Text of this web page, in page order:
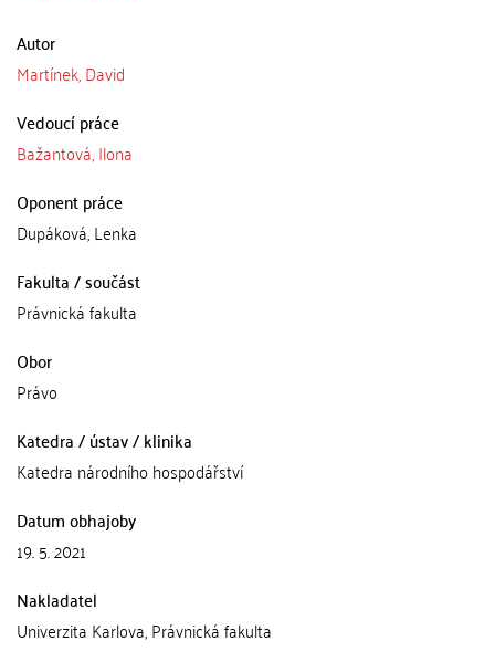
Autor
Martínek, David
Vedoucí práce
Bažantová, Ilona
Oponent práce
Dupáková, Lenka
Fakulta / součást
Právnická fakulta
Obor
Právo
Katedra / ústav / klinika
Katedra národního hospodářství
Datum obhajoby
19. 5. 2021
Nakladatel
Univerzita Karlova, Právnická fakulta